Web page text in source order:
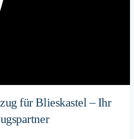
für Blieskastel – Ihr